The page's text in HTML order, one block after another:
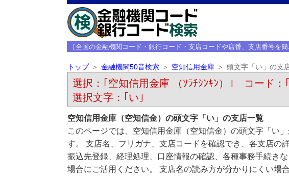
［全国の金融機関コード・銀行コード・支店コードや店番、支店番号を簡
トップ 金融機関50音検索 空知信用金庫 頭文字「い」の支
選択：｢空知信用金庫 （ｿﾗﾁｼﾝｷﾝ）｣ コード：
選択文字：｢い｣
空知信用金庫（空知信金）の頭文字「い」の支店一覧
このページでは、空知信用金庫（空知信金）の頭文字「い
す。 支店名、フリガナ、支店コードを確認でき、各支店の
振込先登録、経理処理、口座情報の確認、各種事務手続き
場合にご活用ください。 支店名の読み方が分かりにくい場